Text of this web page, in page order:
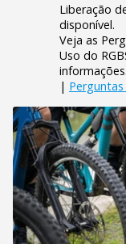
Liberação
disponível.
Veja as
Uso do
informações.
|